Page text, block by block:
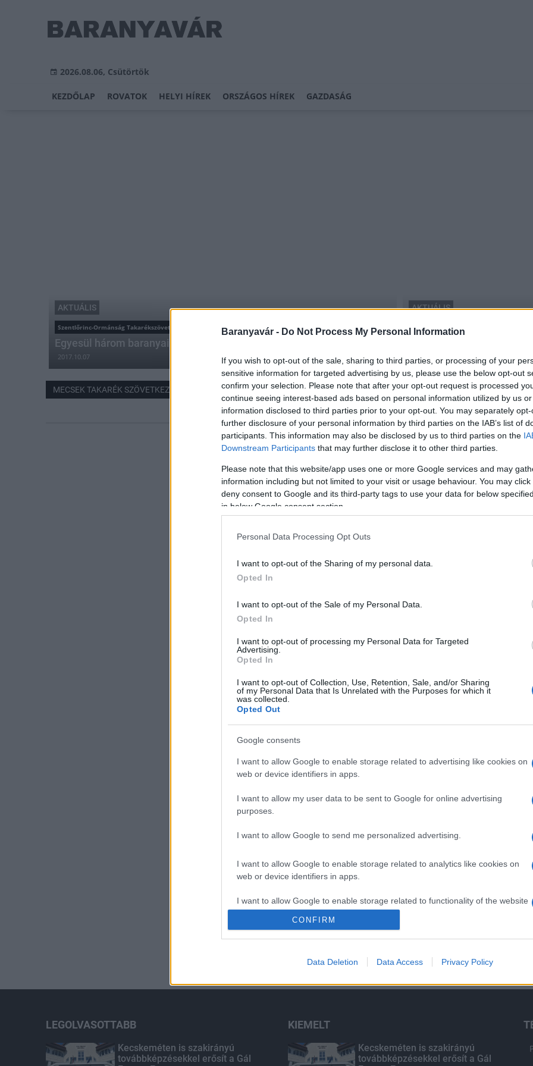
Baranyavár - Do Not Process My Personal Information
If you wish to opt-out of the sale, sharing to third parties, or processing of your
sensitive information for targeted advertising by us, please use the below opt-out
confirm your selection. Please note that after your opt-out request is processed
continue seeing interest-based ads based on personal information utilized by us
information disclosed to third parties prior to your opt-out. You may separately
further disclosure of your personal information by third parties on the IAB’s list of
participants. This information may also be disclosed by us to third parties on the
Downstream Participants that may further disclose it to other third parties.
Please note that this website/app uses one or more Google services and may
information including but not limited to your visit or usage behaviour. You may
deny consent to Google and its third-party tags to use your data for below
in below Google consent section.
Personal Data Processing Opt Outs
I want to opt-out of the Sharing of my personal data.
Opted In
I want to opt-out of the Sale of my Personal Data.
Opted In
I want to opt-out of processing my Personal Data for Targeted
Advertising.
Opted In
I want to opt-out of Collection, Use, Retention, Sale, and/or Sharing
of my Personal Data that Is Unrelated with the Purposes for which it
was collected.
Opted Out
Google consents
I want to allow Google to enable storage related to advertising like cookies on
web or device identifiers in apps.
I want to allow my user data to be sent to Google for online advertising
purposes.
I want to allow Google to send me personalized advertising.
I want to allow Google to enable storage related to analytics like cookies on
web or device identifiers in apps.
I want to allow Google to enable storage related to functionality of the website
I want to allow Google to enable storage related to personalization.
I want to allow Google to enable storage related to security, including
CONFIRM
Data Deletion Data Access Privacy Policy
2026.08.06, Csütörtök
KEZDŐLAP ROVATOK HELYI HÍREK ORSZÁGOS HÍREK GAZDASÁG
AKTUÁLIS
Szentlőrinc-Ormánság Takarékszövetkezet
Egyesül három baranyai takarékszövetkezet
2017.10.07
AKTUÁLIS
Szentlőrinc-Ormánság
Stratégiai szövetséggel
2017.09.26
MECSEK TAKARÉK SZÖVETKEZET
LEGOLVASOTTABB
Kecskeméten is szakirányú
továbbképzésekkel erősít a Gál
KIEMELT
Kecskeméten is szakirányú
továbbképzésekkel erősít a Gál